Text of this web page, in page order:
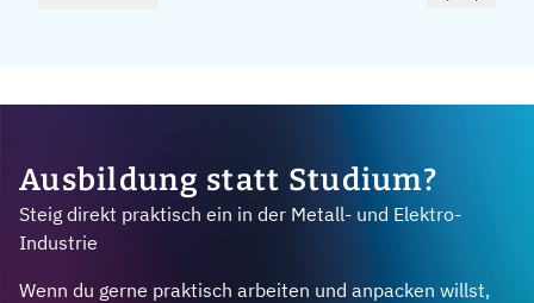
Ausbildung statt Studium?
Steig direkt praktisch ein in der Metall- und Elektro-
Industrie
Wenn du gerne praktisch arbeiten und anpacken willst,